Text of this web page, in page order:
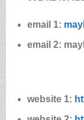
email 1:
email 2:
website 1: